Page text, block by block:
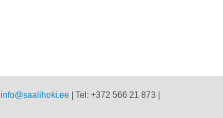
info@saalihoki.ee | Tel: +372 566 21 873 |